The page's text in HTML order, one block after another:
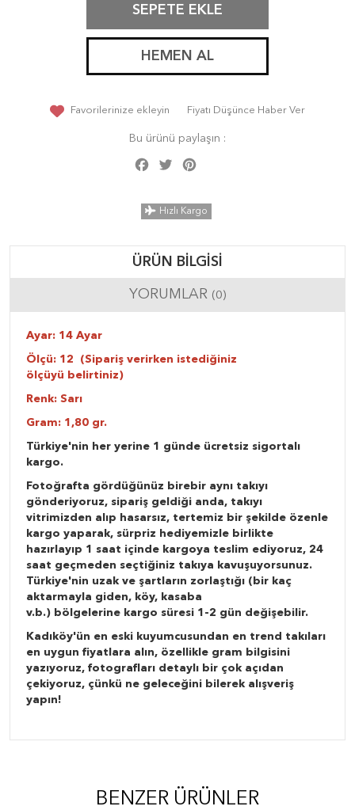
SEPETE EKLE
HEMEN AL
Favorilerinize ekleyin Fiyatı Düşünce Haber Ver
Bu ürünü paylaşın :
Facebook
Twitter
Hızlı Kargo
ÜRÜN BILGISI
YORUMLAR (0)
Ayar: 14 Ayar
Ölçü: 12 (Sipariş verirken istediğiniz
ölçüyü belirtiniz)
Renk: Sarı
Gram: 1,80 gr.
Türkiye'nin her yerine 1 günde ücretsiz sigortalı
kargo.
Fotoğrafta gördüğünüz birebir aynı takıyı
gönderiyoruz, sipariş geldiği anda, takıyı
vitrimizden alıp hasarsız, tertemiz bir şekilde özenle
kargo yaparak, sürpriz hediyemizle birlikte
hazırlayıp 1 saat içinde kargoya teslim ediyoruz, 24
saat geçmeden seçtiğiniz takıya kavuşuyorsunuz.
Türkiye'nin uzak ve şartların zorlaştığı (bir kaç
aktarmayla giden, köy, kasaba
v.b.) bölgelerine kargo süresi 1-2 gün değişebilir.
Kadıköy'ün en eski kuyumcusundan en trend takıları
en uygun fiyatlara alın, özellikle gram bilgisini
yazıyoruz, fotografları detaylı bir çok açıdan
çekiyoruz, çünkü ne geleceğini bilerek alışveriş
yapın!
BENZER ÜRÜNLER